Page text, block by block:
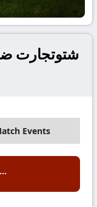
شتوتجارت
Events